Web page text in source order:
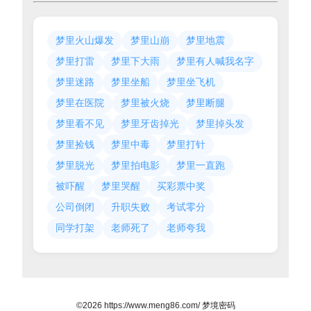
梦里火山爆发 梦里山崩
梦里地震
梦里打雷
梦里下大雨
梦里有人喊我名字
梦里迷路
梦里坐船
梦里坐飞机
梦里在医院
梦里被火烧
梦里断腿
梦里看不见
梦里牙齿掉光
梦里掉头发
梦里捡钱
梦里中毒
梦里打针
梦里脱光
梦里拍电影
梦里一直跑
被吓醒
梦里哭醒
买彩票中奖
公司倒闭
升职失败
考试零分
同学打架
老师死了 老师夸我
©2026 https://www.meng86.com/ 梦境密码